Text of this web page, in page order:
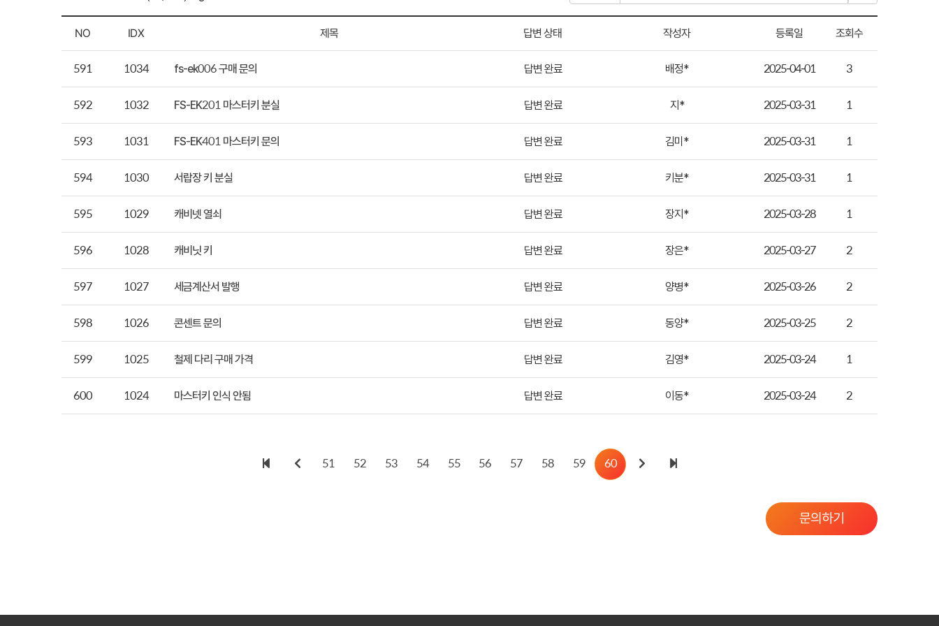
NO IDX 제목 답변 상태 작성자 등록일 조회수
591 1034 fs-ek006 구매 문의 답변 완료 배정* 2025-04-01 3
592 1032 FS-EK201 마스터키 분실 답변 완료 지* 2025-03-31 1
593 1031 FS-EK401 마스터키 문의 답변 완료 김미* 2025-03-31 1
594 1030 서랍장 키 분실 답변 완료 키분* 2025-03-31 1
595 1029 캐비넷 열쇠 답변 완료 장지* 2025-03-28 1
596 1028 캐비닛 키 답변 완료 장은* 2025-03-27 2
597 1027 세금계산서 발행 답변 완료 양병* 2025-03-26 2
598 1026 콘센트 문의 답변 완료 동양* 2025-03-25 2
599 1025 철제 다리 구매 가격 답변 완료 김영* 2025-03-24 1
600 1024 마스터키 인식 안됨 답변 완료 이동* 2025-03-24 2
51 52 53 54 55 56 57 58 59 60
문의하기